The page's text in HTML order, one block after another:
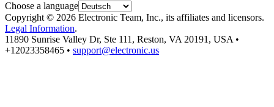
Choose a language
Copyright © 2026 Electronic Team, Inc., its affiliates and licensors.
Legal Information.
11890 Sunrise Valley Dr, Ste 111, Reston, VA 20191, USA •
+12023358465 • support@electronic.us